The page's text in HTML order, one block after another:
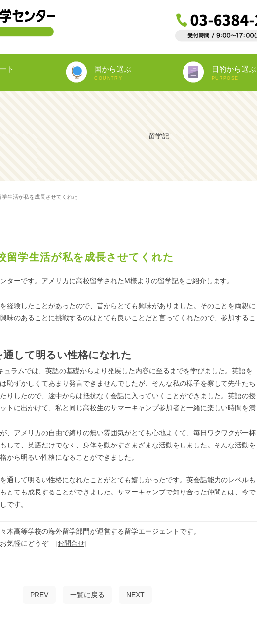
ト 国から選ぶ
COUNTRY
アメリカ
カナダ
オーストラリア
ニュージーランド
イギリス
アイルランド
マルタ
イタリア
スペイン
フランス
ドイツ
南アフリカ
目的から選ぶ
PURPOSE
語学留学
教師宅ホームステイ
中学/高校正規留学
大学正規留学
専門留学
語学プラスα
海外ボランティア
海外インターンシップ
オペア
ワーキングホリデー
留学記
学生活が私を成長させてくれた
留学生活が私を成長させてくれた
ターです。アメリカに高校留学されたM様よりの留学記をご紹介します。
経験したことがあったので、昔からとても興味がありました。そのことを両親に
味のあることに挑戦するのはとても良いことだと言ってくれたので、参加するこ
して明るい性格になれた
ュラムでは、英語の基礎からより発展した内容に至るまでを学びました。英語を
恥ずかしくてあまり発言できませんでしたが、そんな私の様子を察して先生たち
りしたので、途中からは抵抗なく会話に入っていくことができました。英語の授
トに出かけて、私と同じ高校生のサマーキャンプ参加者と一緒に楽しい時間を満
、アメリカの自由で縛りの無い雰囲気がとても心地よくて、毎日ワクワクが一杯
して、英語だけでなく、身体を動かすさまざまな活動をしました。そんな活動を
から明るい性格になることができました。
通して明るい性格になれたことがとても嬉しかったです。英会話能力のレベルも
とても成長することができました。サマーキャンプで知り合った仲間とは、今で
です。
木高等学校の海外留学部門が運営する留学エージェントです。
気軽にどうぞ [お問合せ]
PREV 一覧に戻る NEXT